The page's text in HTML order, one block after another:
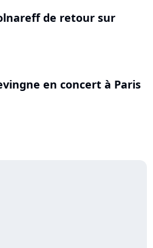
de retour sur
en concert à Paris